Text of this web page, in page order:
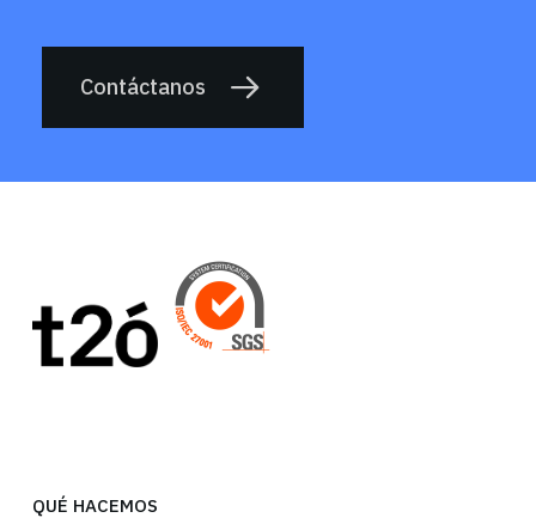
Contáctanos
QUÉ HACEMOS